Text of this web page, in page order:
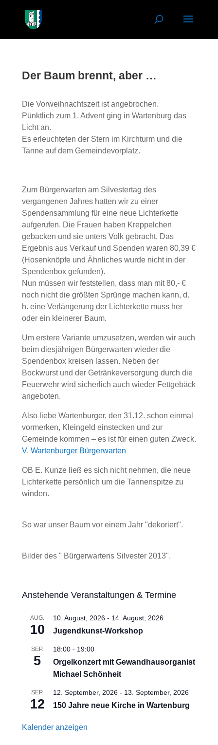
Der Baum brennt, aber …
Die Vorweihnachtszeit ist angebrochen.
Pünktlich zum 1. Advent ging in Wartenburg das
Licht an.
Es erleuchteten der Stern im Kirchturm und die
Tanne auf dem Gemeindevorplatz.
Zum Bürgerwarten am Silvestertag des
vergangenen Jahres hatten wir zu einer
Spendensammlung für eine neue Lichterkette
aufgerufen. Die Frauen haben Kreppelchen
gebacken und sie unters Volk gebracht. Das
Ergebnis aus Verkauf und Spenden waren 80,39 €
(Hosenknöpfe und Ähnliches wurde nicht in der
Spendenbox gefunden).
Nun müssen wir feststellen, dass man mit 80,- €
noch nicht die größten Sprünge machen kann, d.
h. eine Verlängerung der Lichterkette muss her
oder ein kleinerer Baum.
Um erstere Variante umzusetzen, werden wir auch
beim diesjährigen Bürgerwarten wieder die
Spendenbox kreisen lassen. Neben der
Bockwurst und der Getränkeversorgung durch die
Feuerwehr wird sicherlich auch wieder Fettgebäck
angeboten.
Also liebe Wartenburger, den 31.12. schon einmal
vormerken, Kleingeld einstecken und zur
Gemeinde kommen – es ist für einen guten Zweck.
V. Wartenburger Bürgerwarten
OB E. Kunze ließ es sich nicht nehmen, die neue
Lichterkette persönlich um die Tannenspitze zu
winden.
So war unser Baum vor einem Jahr "dekoriert".
Bilder des " Bürgerwartens Silvester 2013".
Anstehende Veranstaltungen & Termine
AUG.
10
10. August, 2026- 14. August, 2026
Jugendkunst-Workshop
SEP.
5
18:00- 19:00
Orgelkonzert mit Gewandhausorganist
Michael Schönheit
SEP.
12
12. September, 2026- 13. September, 2026
150 Jahre neue Kirche in Wartenburg
Kalender anzeigen